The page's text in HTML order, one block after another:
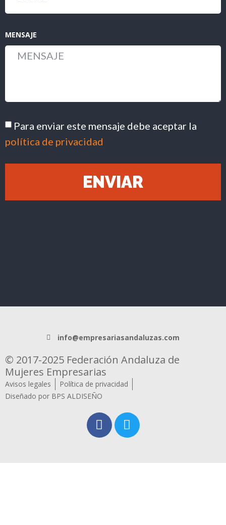
MENSAJE
Para enviar este mensaje debe aceptar la
política de privacidad
ENVIAR
info@empresariasandaluzas.com
© 2017-2025 Federación Andaluza de
Mujeres Empresarias
Avisos legales
Política de privacidad
Diseñado por BPS ALDISEÑO